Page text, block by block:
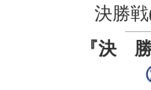
決勝
『決